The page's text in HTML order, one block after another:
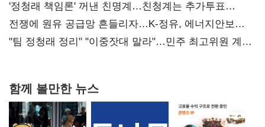
사과부터"
'정청래 책임론' 꺼낸 친명계…친청계는 추가투표
때리기
전쟁에 원유 공급망 흔들리자…K-정유, 에너지안보
핵심으로 재부상
"팀 정청래 정리" "이중잣대 말라"…민주 최고위원 계파
함께 볼만한 뉴스